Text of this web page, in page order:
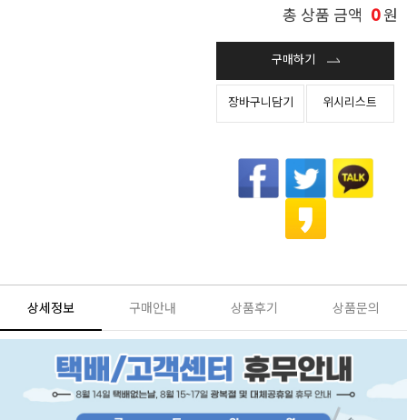
총 상품 금액 0원
구매하기
장바구니담기 위시리스트
상세정보 구매안내 상품후기 상품문의